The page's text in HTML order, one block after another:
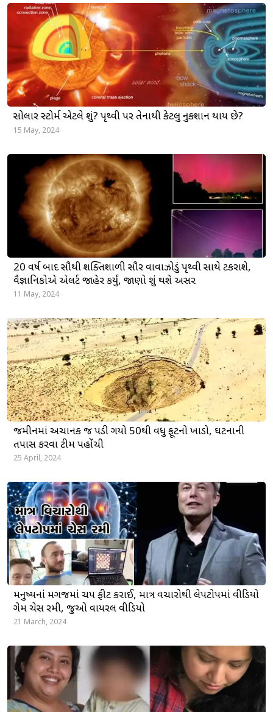
સોલાર સ્ટોર્મ એટલે શું? પૃથ્વી પર તેનાથી કેટલુ નુકશાન થાય છે?
15 May, 2024
20 વર્ષ બાદ સૌથી શક્તિશાળી સૌર વાવાઝોડું પૃથ્વી સાથે ટકરાશે,
વૈજ્ઞાનિકોએ એલર્ટ જાહેર કર્યું, જાણો શું થશે અસર
11 May, 2024
જમીનમાં અચાનક જ પડી ગયો 50થી વધુ ફૂટનો ખાડો, ઘટનાની
તપાસ કરવા ટીમ પહોંચી
25 April, 2024
મનુષ્યનાં મગજમાં ચિપ ફીટ કરાઈ, માત્ર વિચારોથી લેપટોપમાં વીડિયો
ગેમ ચેસ રમી, જુઓ વાયરલ વીડિયો
21 March, 2024